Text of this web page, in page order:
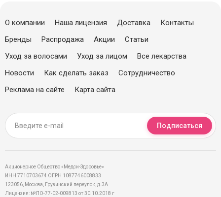
О компании Наша лицензия Доставка
Контакты
Бренды
Распродажа Акции
Статьи
Уход за волосами
Уход за лицом
Все лекарства
Новости
Как сделать заказ
Сотрудничество
Реклама на сайте
Карта сайта
Подписаться
Акционерное Общество «Медси-Здоровье»
ИНН 7710703674 ОГРН 1087746008833
123056, Москва, Грузинский переулок, д.3А
Лицензия: №ЛО-77-02-009813 от 30.10.2018 г